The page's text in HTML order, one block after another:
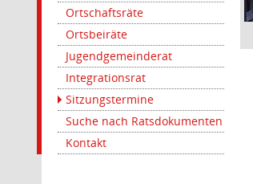
Ortschaftsräte
Ortsbeiräte
Jugendgemeinderat
Integrationsrat
Sitzungstermine
Suche nach Ratsdokumenten
Kontakt